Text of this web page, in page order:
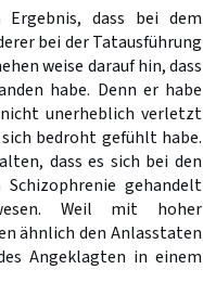
dass bei dem
bei der Tatausführung
weise darauf hin, dass
habe. Denn er habe
unerheblich verletzt
bedroht gefühlt habe.
dass es sich bei den
gehandelt
Weil mit hoher
ähnlich den Anlasstaten
Angeklagten in einem